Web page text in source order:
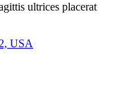
ultrices placerat
USA